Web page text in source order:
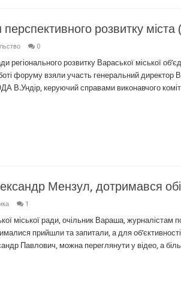
розвитку міста
0
регіонального розвитку Вараської міської
форуму взяли участь генеральний
В.Ундір, керуючий справами виконавчого
Мензул, дотримався
1
міської ради, очільник Вараша, журналістам
прийшли та запитали, а для
Павлович, можна переглянути у відео, а